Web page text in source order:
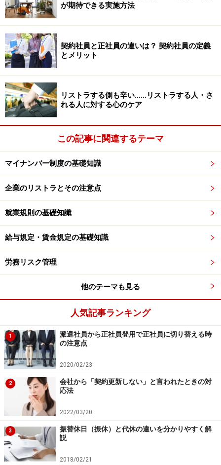
企業実務のポイントを押さえ自社の制度を構築していき
ましょう。就業規則記載例を後述しましたので、ご参考
に。
企業実務に影響する改正内容はこの4点！
企業実務に関わる改正の要旨は次の4点です。
その1. 継続雇用制度の対象者を限定できる仕組みの廃
できる仕組みが廃止されます。
大
継続雇用される企業の範囲をグループ企業まで拡大する
仕組みが設けられます。
その3. 法令義務違反の企業名の公表
針が策定
自社の制度を作成するには、この指針内容を踏まえ作成
する必要があります。
次のページでは、
いて解説しています。
※記事内容は執筆時点のものです。最新の内容をご確認くださ
い。
が期待できる実施方法
契約社員と正社員の違いは？ 契約社員の定義
とメリット
リストラする側も辛い……リストラする人・さ
れる人に対する心のケア
この記事に関連するテーマ
マイナンバー制度の基礎知識
企業のリストラとその注意点
就業規則の基礎知識
給与規定・賃金規定の基礎知識
労務リスク管理
他のテーマも見る
人気記事ランキング
1
派遣社員から正社員登用で正社員に切り替える時
の注意点
2020/02/23
2
会社から「契約更新しない」と言われたときの対
応法
2022/03/20
3
振替休日（振休）と代休の違いを分かりやすく解
説
2018/02/21